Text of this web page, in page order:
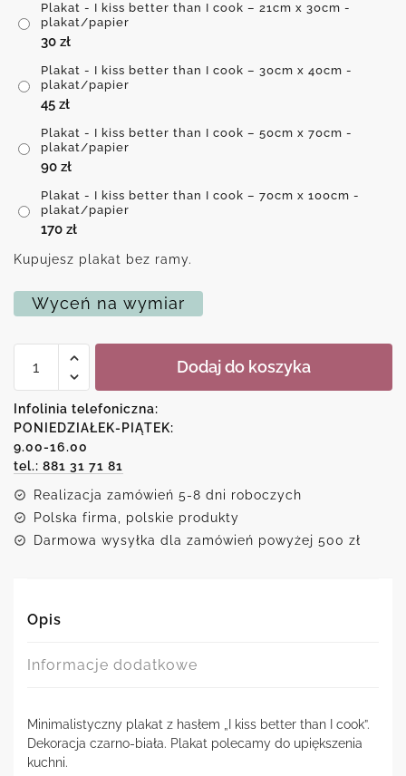
Plakat - I kiss better than I cook – 21cm x 30cm -
plakat/papier
30 zł
Plakat - I kiss better than I cook – 30cm x 40cm -
plakat/papier
45 zł
Plakat - I kiss better than I cook – 50cm x 70cm -
plakat/papier
90 zł
Plakat - I kiss better than I cook – 70cm x 100cm -
plakat/papier
170 zł
Kupujesz plakat bez ramy.
Wyceń na wymiar
Plakat
kiss
better
than
I
Dodaj do koszyka
Infolinia telefoniczna:
PONIEDZIAŁEK-PIĄTEK:
9.00-16.00
tel.: 881 31 71 81
Realizacja zamówień 5-8 dni roboczych
Polska firma, polskie produkty
Darmowa wysyłka dla zamówień powyżej 500 zł
Opis
Informacje dodatkowe
Minimalistyczny plakat z hasłem „I kiss better than I cook”.
Dekoracja czarno-biała. Plakat polecamy do upiększenia
kuchni.